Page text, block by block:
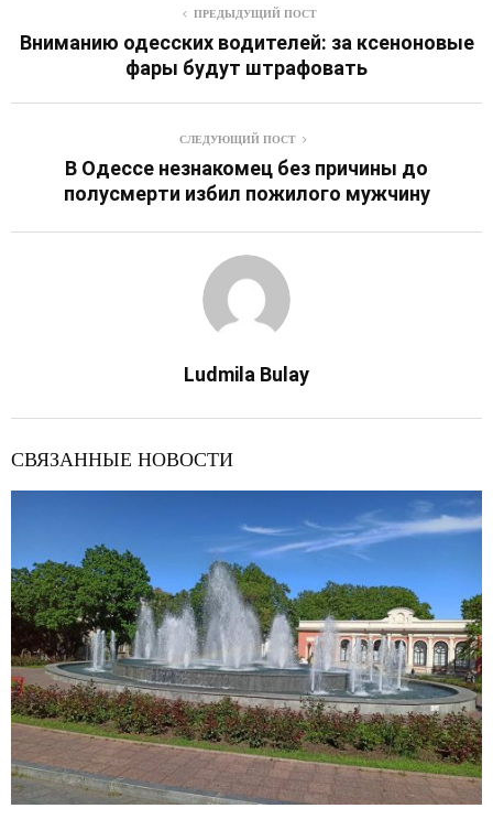
ПРЕДЫДУЩИЙ ПОСТ
Вниманию одесских водителей: за ксеноновые
фары будут штрафовать
СЛЕДУЮЩИЙ ПОСТ
В Одессе незнакомец без причины до
полусмерти избил пожилого мужчину
Ludmila Bulay
СВЯЗАННЫЕ НОВОСТИ